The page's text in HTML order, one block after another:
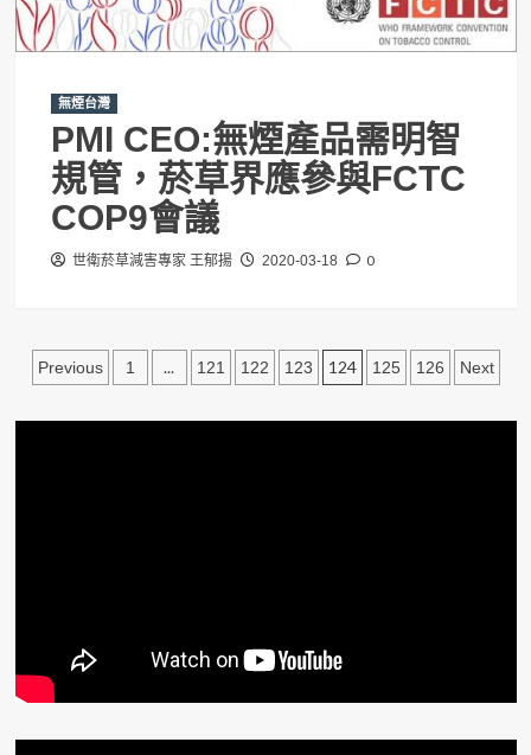
無煙台灣
PMI CEO:無煙產品需明智
規管，菸草界應參與FCTC
COP9會議
世衛菸草減害專家 王郁揚 2020-03-18 0
文
Previous 1 ... 121 122 123 124 125 126 Next